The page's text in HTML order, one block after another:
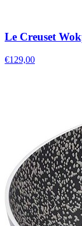
Le Creuset
€129,00